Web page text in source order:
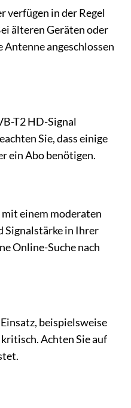
verfügen in der Regel
älteren Geräten oder
angeschlossen
T2 HD-Signal
Sie, dass einige
ein Abo benötigen.
einem moderaten
Signalstärke in Ihrer
Online-Suche nach
beispielsweise
Achten Sie auf